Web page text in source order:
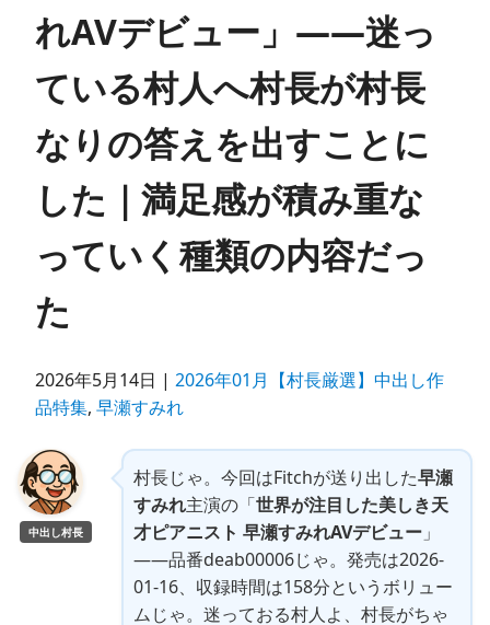
れAVデビュー」——迷っ
ている村人へ村長が村長
なりの答えを出すことに
した｜満足感が積み重な
っていく種類の内容だっ
た
2026年5月14日 | 2026年01月【村長厳選】中出し作
品特集, 早瀬すみれ
中出し村長
村長じゃ。今回はFitchが送り出した早瀬
すみれ主演の「世界が注目した美しき天
才ピアニスト 早瀬すみれAVデビュー 」
——品番deab00006じゃ。発売は2026-
01-16、収録時間は158分というボリュー
ムじゃ。迷っておる村人よ、村長がちゃ